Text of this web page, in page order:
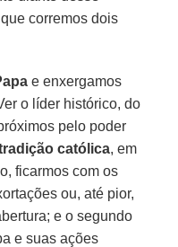
corremos dois
e enxergamos
o líder histórico, do
pelo poder
católica, em
ficarmos com os
ou, até pior,
e o segundo
e suas ações